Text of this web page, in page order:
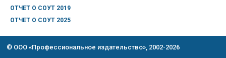
ОТЧЕТ О СОУТ 2019
ОТЧЕТ О СОУТ 2025
© ООО «Профессиональное издательство», 2002-2026